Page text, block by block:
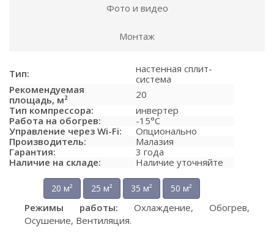
Фото и видео
Монтаж
Тип:
настенная сплит-
система
Рекомендуемая
площадь, м²
20
Тип компрессора:
инвертер
Работа на обогрев:
-15°C
Управление через Wi-Fi:
Опционально
Производитель:
Малазия
Гарантия:
3 года
Наличие на складе:
Наличие уточняйте
20 м² 25 м² 35 м² 50 м²
Режимы работы: Охлаждение, Обогрев,
Осушение, Вентиляция.